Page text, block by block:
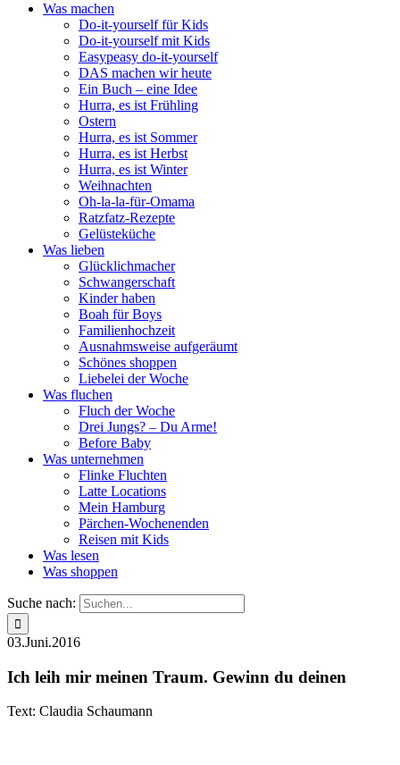
Was machen
Do-it-yourself für Kids
Do-it-yourself mit Kids
Easypeasy do-it-yourself
DAS machen wir heute
Ein Buch – eine Idee
Hurra, es ist Frühling
Ostern
Hurra, es ist Sommer
Hurra, es ist Herbst
Hurra, es ist Winter
Weihnachten
Oh-la-la-für-Omama
Ratzfatz-Rezepte
Gelüsteküche
Was lieben
Glücklichmacher
Schwangerschaft
Kinder haben
Boah für Boys
Familienhochzeit
Ausnahmsweise aufgeräumt
Schönes shoppen
Liebelei der Woche
Was fluchen
Fluch der Woche
Drei Jungs? – Du Arme!
Before Baby
Was unternehmen
Flinke Fluchten
Latte Locations
Mein Hamburg
Pärchen-Wochenenden
Reisen mit Kids
Was lesen
Was shoppen
Suche nach:
03.Juni.2016
Ich leih mir meinen Traum. Gewinn du deinen
Text: Claudia Schaumann